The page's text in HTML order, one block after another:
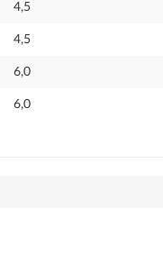
4,5
4,5
6,0
6,0